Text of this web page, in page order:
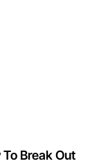
Break Out